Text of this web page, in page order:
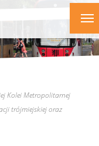
Kolei Metropolitarnej
trójmiejskiej oraz